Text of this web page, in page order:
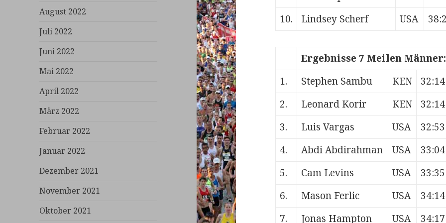
August 2022
Juli 2022
Juni 2022
Mai 2022
April 2022
März 2022
Februar 2022
Januar 2022
Dezember 2021
November 2021
Oktober 2021
10.
Lindsey Scherf USA
Ergebnisse 7 Meilen Männer:
1.
Stephen Sambu KEN
32:14
2.
Leonard Korir KEN
32:14
3.
Luis Vargas USA
32:53
4.
Abdi Abdirahman USA
33:04
5.
Cam Levins USA
33:35
6.
Mason Ferlic USA
34:14
7.
Jonas Hampton USA 34:17